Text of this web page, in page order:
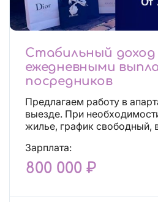
Стабильный доход
ежедневными
посредников
Предлагаем работу в
выезде. При необходимости предоставляем
жилье, график свободный,
Зарплата:
800 000 ₽